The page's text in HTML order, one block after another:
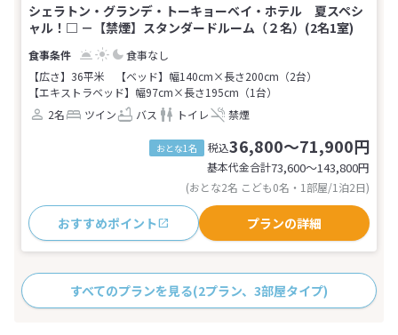
シェラトン・グランデ・トーキョーベイ・ホテル 夏スペシ
ャル！□ －【禁煙】スタンダードルーム（２名）(2名1室)
食事なし
【広さ】36平米
【ベッド】幅140cm×長さ200cm（2台）
【エキストラベッド】幅97cm×長さ195cm（1台）
2名
ツイン バス トイレ 禁煙
おとな1名 税込36,800～71,900円
基本代金合計73,600〜143,800円
(おとな2名 こども0名・1部屋/1泊2日)
おすすめポイント プランの詳細
すべてのプランを見る(2プラン、3部屋タイプ)